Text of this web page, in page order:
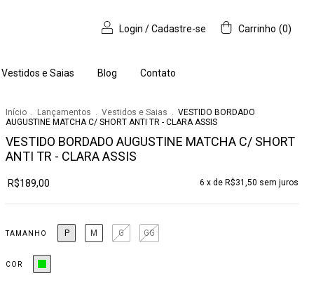
Login /Cadastre-se Carrinho (0)
Vestidos e Saias Blog Contato
Início . Lançamentos . Vestidos e Saias . VESTIDO BORDADO
AUGUSTINE MATCHA C/ SHORT ANTI TR - CLARA ASSIS
VESTIDO BORDADO AUGUSTINE MATCHA C/ SHORT
ANTI TR - CLARA ASSIS
R$189,00 6 x de R$31,50 sem juros
TAMANHO P M G GG
COR